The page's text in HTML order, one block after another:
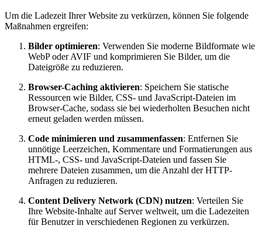
Um die Ladezeit Ihrer Website zu verkürzen, können Sie folgende
Maßnahmen ergreifen:
Bilder optimieren: Verwenden Sie moderne Bildformate wie
WebP oder AVIF und komprimieren Sie Bilder, um die
Dateigröße zu reduzieren.
Browser-Caching aktivieren: Speichern Sie statische
Ressourcen wie Bilder, CSS- und JavaScript-Dateien im
Browser-Cache, sodass sie bei wiederholten Besuchen nicht
erneut geladen werden müssen.
Code minimieren und zusammenfassen: Entfernen Sie
unnötige Leerzeichen, Kommentare und Formatierungen aus
HTML-, CSS- und JavaScript-Dateien und fassen Sie
mehrere Dateien zusammen, um die Anzahl der HTTP-
Anfragen zu reduzieren.
Content Delivery Network (CDN) nutzen: Verteilen Sie
Ihre Website-Inhalte auf Server weltweit, um die Ladezeiten
für Benutzer in verschiedenen Regionen zu verkürzen.